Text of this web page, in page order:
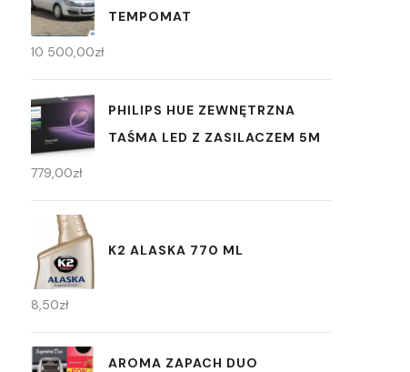
TEMPOMAT
10 500,00zł
PHILIPS HUE ZEWNĘTRZNA
TAŚMA LED Z ZASILACZEM 5M
779,00zł
K2 ALASKA 770 ML
8,50zł
AROMA ZAPACH DUO